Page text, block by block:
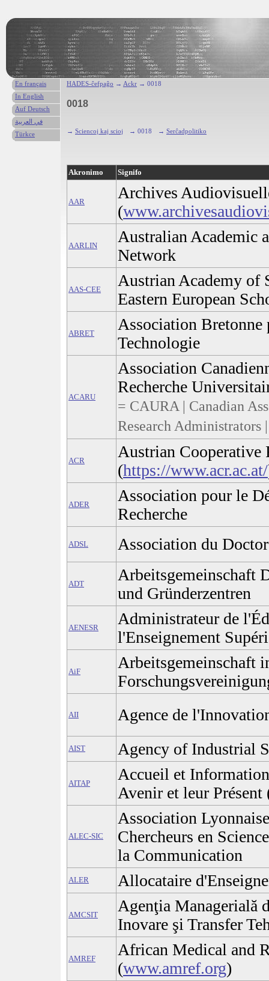
HADES-ĉefpaĝo → Ackr → 0018
0018
→ Sciencoj kaj scioj → 0018 → Serĉadpolitiko
Akronimo Signifo
AAR
Archives
(
AARLIN
Australian Academic
Network
AAS-CEE
Austrian Academy of
Eastern European
ABRET
Association Bretonne
Technologie
ACARU
Association
Recherche
= CAURA | Canadian
Research Administrators
ACR
Austrian Cooperative
(https://www.acr.ac.at/
ADER
Association pour le
Recherche
ADSL Association du
ADT
Arbeitsgemeinschaft
und Gründerzentren
AENESR
Administrateur de
l'Enseignement
AiF
Arbeitsgemeinschaft
AII Agence de
AIST Agency of Industrial
AITAP
Accueil et
Avenir et leur Présent
ALEC-SIC
Association
Chercheurs en
la Communication
ALER Allocataire
AMCSIT
Agenţia Managerială
Inovare şi Transfer
AMREF
African Medical and
(www.amref.org)
En français
In English
Auf Deutsch
في العربية
Türkce